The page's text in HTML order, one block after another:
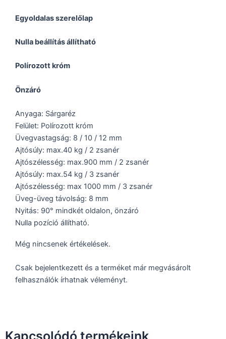
mennyiség
Egyoldalas szerelőlap
Nulla beállítás állítható
Polírozott króm
Önzáró
Anyaga: Sárgaréz
Felület: Polírozott króm
Üvegvastagság: 8 / 10 / 12 mm
Ajtósúly: max.40 kg / 2 zsanér
Ajtószélesség: max.900 mm / 2 zsanér
Ajtósúly: max.54 kg / 3 zsanér
Ajtószélesség: max 1000 mm / 3 zsanér
Üveg-üveg távolság: 8 mm
Nyitás: 90° mindkét oldalon, önzáró
Nulla pozíció állítható.
Még nincsenek értékelések.
Csak bejelentkezett és a terméket már megvásárolt
felhasználók írhatnak véleményt.